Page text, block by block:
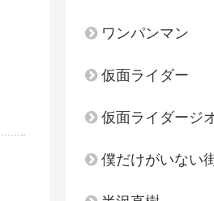
ワンパンマン
仮面ライダー
仮面ライダージ
僕だけがいない